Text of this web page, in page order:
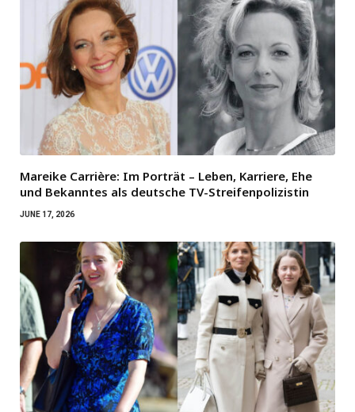
Mareike Carrière: Im Porträt – Leben, Karriere, Ehe
und Bekanntes als deutsche TV-Streifenpolizistin
JUNE 17, 2026